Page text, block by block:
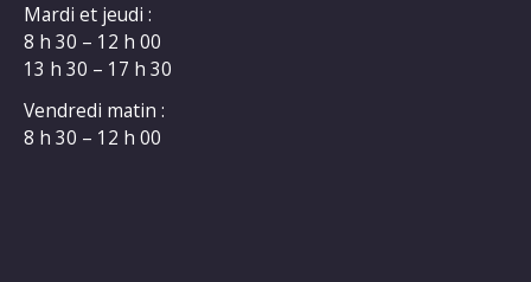
Mardi et jeudi :
8 h 30 – 12 h 00
13 h 30 – 17 h 30
Vendredi matin :
8 h 30 – 12 h 00